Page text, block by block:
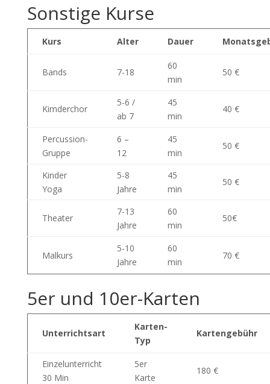
Sonstige Kurse
Kurs Alter Dauer
Bands 7-18
60
min
50 €
Kimderchor
5-6 /
ab 7
45
min
40 €
Percussion-
Gruppe
6 –
12
45
min
50 €
Kinder
Yoga
5-8
Jahre
45
min
50 €
Theater
7-13
Jahre
60
min
50€
Malkurs
5-10
Jahre
60
min
70 €
5er und 10er-Karten
Unterrichtsart
Karten-
Typ
Kartengebühr
Einzelunterricht
30 Min
5er
Karte
180 €